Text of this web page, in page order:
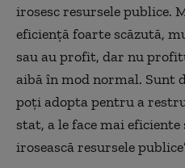
irosesc resursele publice.
eficiență foarte scăzută,
sau au profit, dar nu
aibă în mod normal. Sunt
poți adopta pentru a
stat, a le face mai eficiente
irosească resursele